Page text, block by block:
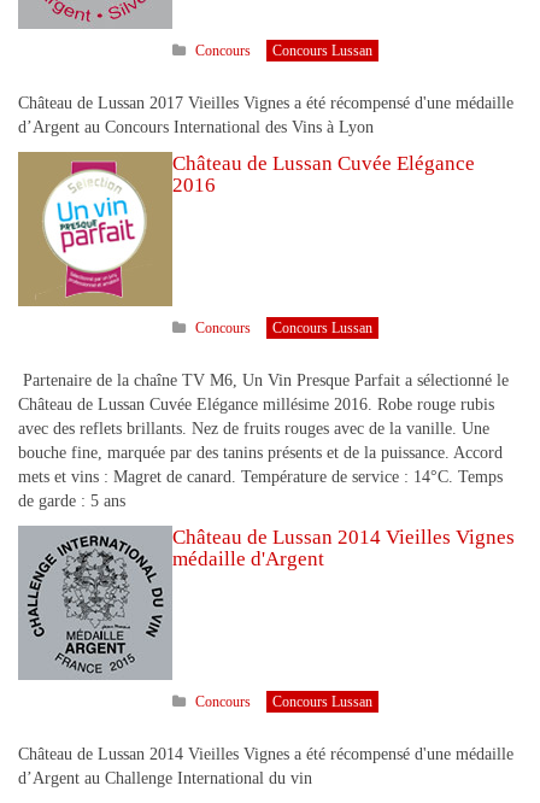
Concours Concours Lussan
Château de Lussan 2017 Vieilles Vignes a été récompensé d'une médaille
d’Argent au Concours International des Vins à Lyon
Château de Lussan Cuvée Elégance
2016
Concours Concours Lussan
Partenaire de la chaîne TV M6, Un Vin Presque Parfait a sélectionné le
Château de Lussan Cuvée Elégance millésime 2016. Robe rouge rubis
avec des reflets brillants. Nez de fruits rouges avec de la vanille. Une
bouche fine, marquée par des tanins présents et de la puissance. Accord
mets et vins : Magret de canard. Température de service : 14°C. Temps
de garde : 5 ans
Château de Lussan 2014 Vieilles Vignes
médaille d'Argent
Concours Concours Lussan
Château de Lussan 2014 Vieilles Vignes a été récompensé d'une médaille
d’Argent au Challenge International du vin